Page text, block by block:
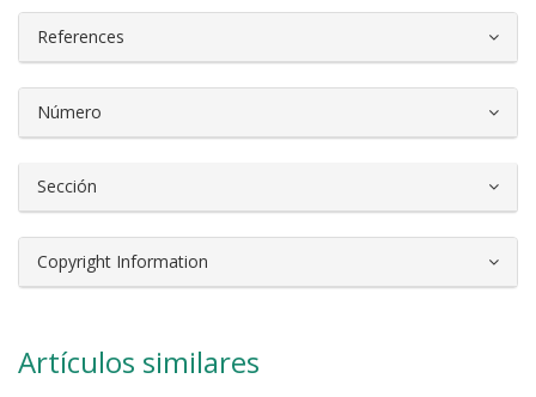
References
Número
Sección
Copyright Information
Artículos similares